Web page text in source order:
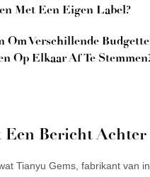
Met Een Eigen Label?
Om Verschillende
Op Elkaar Af Te
Een Bericht Achter
Tianyu Gems, fabrikant van